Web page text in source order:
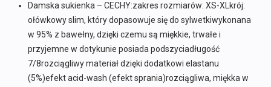
Damska sukienka – CECHY:zakres rozmiarów: XS-XLkrój:
ołówkowy slim, który dopasowuje się do sylwetkiwykonana
w 95% z bawełny, dzięki czemu są miękkie, trwałe i
przyjemne w dotykunie posiada podszyciadługość
7/8rozciągliwy materiał dzięki dodatkowi elastanu
(5%)efekt acid-wash (efekt sprania)rozciągliwa, miękka w